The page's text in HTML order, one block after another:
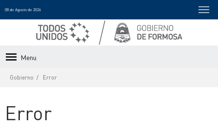
08 de Agosto de 2026
Menu
Gobierno Error
Error